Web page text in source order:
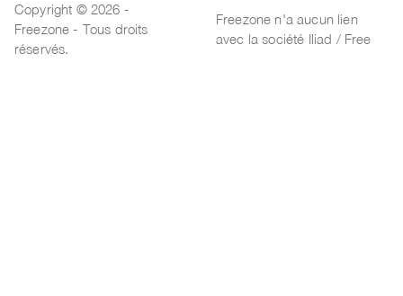
Copyright © 2026 -
Freezone - Tous droits
réservés.
Freezone n'a aucun lien
avec la société Iliad / Free